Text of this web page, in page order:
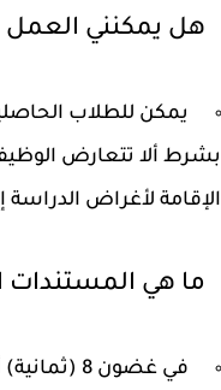
هل يمكنني العمل
بشرط ألا تتعارض
الإقامة لأغراض
ما هي المستندات